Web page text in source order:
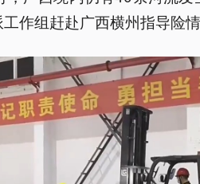
作组赶赴广西横州指导险情